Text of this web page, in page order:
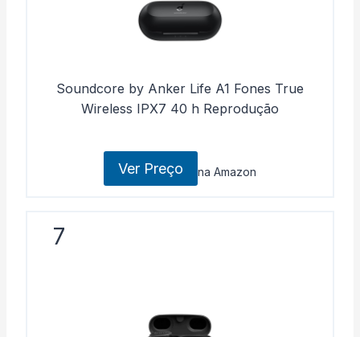
Soundcore by Anker Life A1 Fones True
Wireless IPX7 40 h Reprodução
Ver Preço na Amazon
7